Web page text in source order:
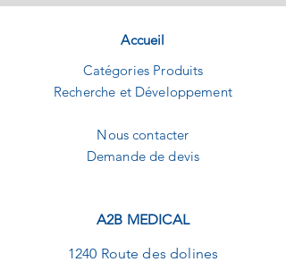
Accueil
Catégories Produits
Recherche et Développement
Nous contacter
Demande de devis
A2B MEDICAL
1240 Route des dolines